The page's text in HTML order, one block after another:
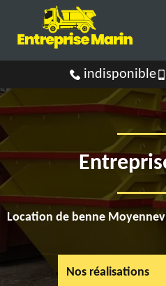
indisponible
Location de benne
Nos réalisations